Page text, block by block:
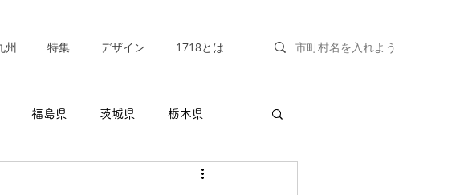
州 特集 デザイン 1718とは
福島県 茨城県 栃木県
山梨県